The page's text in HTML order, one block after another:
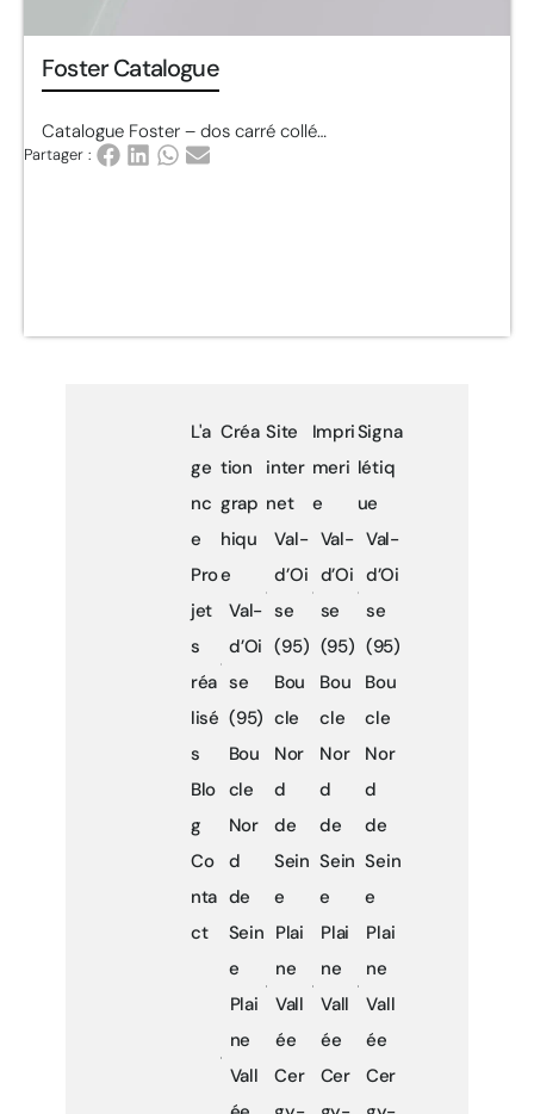
Foster Catalogue
Catalogue Foster – dos carré collé…
Partager :
L'a
ge
nc
e
Pro
jet
s
réa
lisé
s
Blo
g
Co
nta
ct
Créa
tion
grap
hiqu
e
Val-
d’Oi
se
(95)
Bou
cle
Nor
d
de
Sein
e
Plai
ne
Vall
Site
inter
net
Val-
d’Oi
se
(95)
Bou
cle
Nor
d
de
Sein
e
Plai
ne
Vall
ée
Cer
Impri
meri
e
Val-
d’Oi
se
(95)
Bou
cle
Nor
d
de
Sein
e
Plai
ne
Vall
ée
Cer
Signa
létiq
ue
Val-
d’Oi
se
(95)
Bou
cle
Nor
d
de
Sein
e
Plai
ne
Vall
ée
Cer